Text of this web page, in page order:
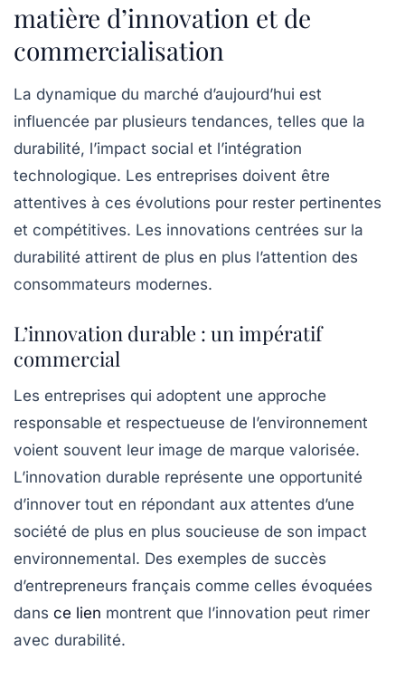
matière d’innovation et de
commercialisation
La dynamique du marché d’aujourd’hui est
influencée par plusieurs tendances, telles que la
durabilité, l’impact social et l’intégration
technologique. Les entreprises doivent être
attentives à ces évolutions pour rester pertinentes
et compétitives. Les innovations centrées sur la
durabilité attirent de plus en plus l’attention des
consommateurs modernes.
L’innovation durable : un impératif
commercial
Les entreprises qui adoptent une approche
responsable et respectueuse de l’environnement
voient souvent leur image de marque valorisée.
L’innovation durable représente une opportunité
d’innover tout en répondant aux attentes d’une
société de plus en plus soucieuse de son impact
environnemental. Des exemples de succès
d’entrepreneurs français comme celles évoquées
dans ce lien montrent que l’innovation peut rimer
avec durabilité.